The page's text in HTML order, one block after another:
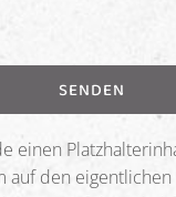
Feld leer.
Feld leer.
Feld leer.
einen
auf den eigentlichen